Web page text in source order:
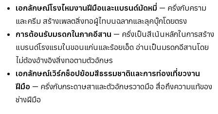
เอกลักษณ์โรงไหมงานฝีมือและแบรนด์มัดหมี่ — ครั่งกับคราม
และครีม สร้างเพลตสิ่งทอผู้ไทบนฉลากและลุคบุ๊กโดยตรง
การต้อนรับมรดกในภาคอีสาน — ครั่งเป็นสีเน้นหลักในการสร้าง
แบรนด์โรงแรมในขอนแก่นและร้อยเอ็ด อ่านเป็นมรดกอีสานโดย
ไม่ต้องอ้างอิงสิ่งทอตามตัวอักษร
เอกลักษณ์เวิร์กช็อปย้อมสีธรรมชาติและการท่องเที่ยวงาน
ฝีมือ — ครั่งกับกระดาษสาและตัวอักษรวาดมือ สื่อถึงความแท้ของ
ช่างฝีมือ